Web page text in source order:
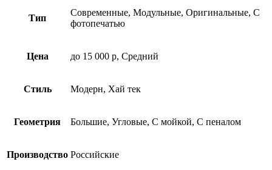
Тип
Современные, Модульные, Оригинальные, С
фотопечатью
Цена до 15 000 р, Средний
Стиль Модерн, Хай тек
Геометрия Большие, Угловые, С мойкой, С пеналом
Производство Российские